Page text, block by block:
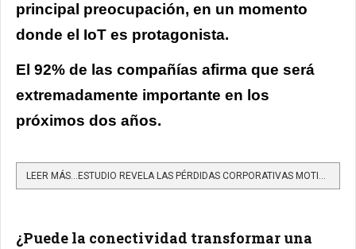
principal preocupación, en un momento
donde el IoT es protagonista.
El 92% de las compañías afirma que será
extremadamente importante en los
próximos dos años.
LEER MÁS…ESTUDIO REVELA LAS PÉRDIDAS CORPORATIVAS MOTIVADAS POR MEDIDAS INCORRECTAS RELACIONADAS CON LA...
¿Puede la conectividad transformar una